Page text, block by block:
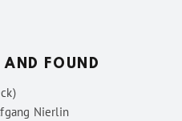
AND FOUND
Nierlin